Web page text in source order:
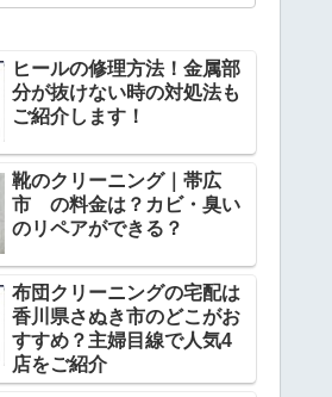
ヒールの修理方法！金属部
分が抜けない時の対処法も
ご紹介します！
靴のクリーニング｜帯広
市 の料金は？カビ・臭い
のリペアができる？
布団クリーニングの宅配は
香川県さぬき市のどこがお
すすめ？主婦目線で人気4
店をご紹介